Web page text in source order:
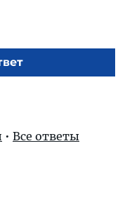
• Все ответы